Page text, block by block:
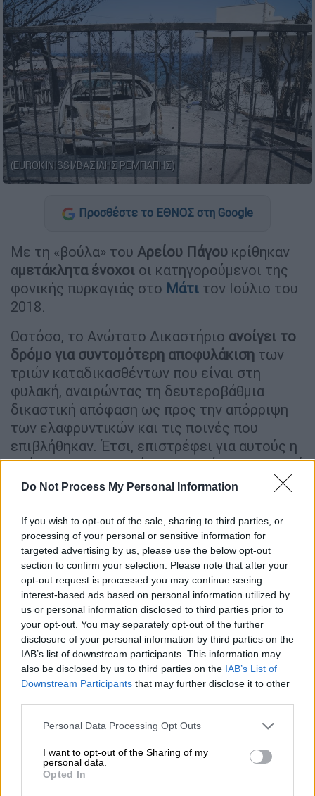
Do Not Process My Personal Information
If you wish to opt-out of the sale, sharing to third parties, or
processing of your personal or sensitive information for
targeted advertising by us, please use the below opt-out
section to confirm your selection. Please note that after your
opt-out request is processed you may continue seeing
interest-based ads based on personal information utilized by
us or personal information disclosed to third parties prior to
your opt-out. You may separately opt-out of the further
disclosure of your personal information by third parties on the
IAB’s list of downstream participants. This information may
also be disclosed by us to third parties on the IAB’s List of
Downstream Participants that may further disclose it to other
Please note that this website/app uses one or more Google
not limited to your visit or usage behaviour. You may click to
grant or deny consent to Google and its third-party tags to
use your data for below specified purposes in below Google
Personal Data Processing Opt Outs
I want to opt-out of the Sharing of my
personal data.
Opted In
(EUROKINISSI/ΒΑΣΙΛΗΣ ΡΕΜΠΑΠΗΣ)
Προσθέστε το ΕΘΝΟΣ στη Google
Με τη «βούλα» του Αρείου Πάγου κρίθηκαν
αμετάκλητα ένοχοι οι κατηγορούμενοι της
φονικής πυρκαγιάς στο Μάτι τον Ιούλιο του
2018.
Ωστόσο, το Ανώτατο Δικαστήριο ανοίγει το
δρόμο για συντομότερη αποφυλάκιση των
τριών καταδικασθέντων που είναι στη
φυλακή, αναιρώντας τη δευτεροβάθμια
δικαστική απόφαση ως προς την απόρριψη
των ελαφρυντικών και τις ποινές που
επιβλήθηκαν. Έτσι, επιστρέφει για αυτούς η
υπόθεση στο Εφετείο προκειμένου να κριθεί
εκ νέου, με ανοιχτό πλέον το ενδεχόμενο να
της φυλακής.
ΔΙΑΒΑΣΤΕ ΕΠΙΣΗΣ
Ελλάδα|29.05.2026 16:19
Ισόβια στον γυναικοκτόνο των
Αμπελοκήπων: «Προμελετημένο
έγκλημα, κυνικός και αμετανόητος»
τη δευτεροβάθμια απόφαση που είχε
εκδοθεί ως προς το μέρος που αφορά στην
απόρριψη του ελαφρυντικού του σύννομου